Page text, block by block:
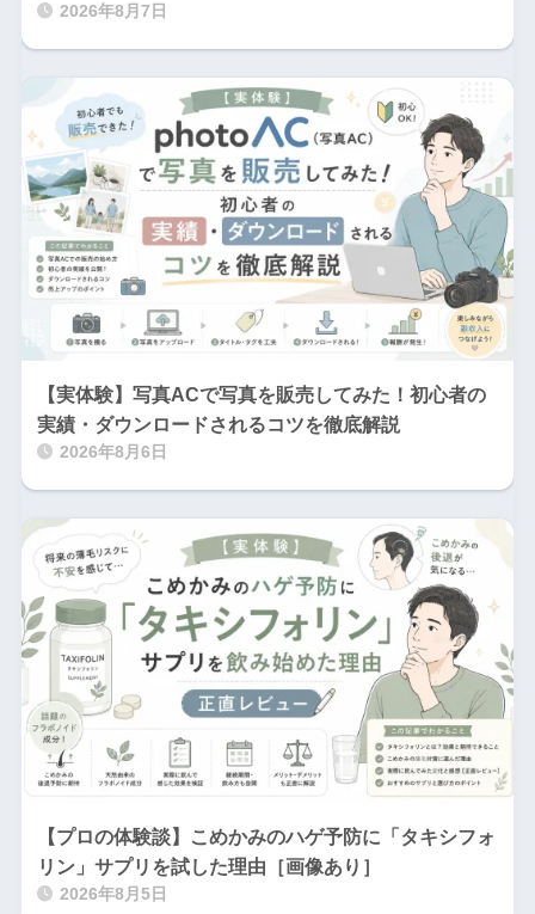
2026年8月7日
【実体験】写真ACで写真を販売してみた！初心者の
実績・ダウンロードされるコツを徹底解説
2026年8月6日
【プロの体験談】こめかみのハゲ予防に「タキシフォ
リン」サプリを試した理由［画像あり］
2026年8月5日